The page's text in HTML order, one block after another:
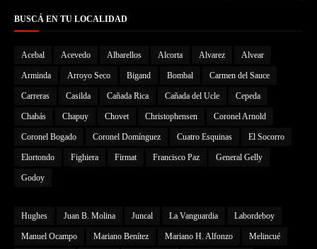
BUSCÁ EN TU LOCALIDAD
Acebal Acevedo Albarellos Alcorta Alvarez Alvear
Arminda Arroyo Seco Bigand Bombal Carmen del Sauce
Carreras Casilda Cañada Rica Cañada del Ucle Cepeda
Chabás Chapuy Chovet Christophensen Coronel Arnold
Coronel Bogado Coronel Domínguez Cuatro Esquinas El Socorro
Elortondo Fighiera Firmat Francisco Paz General Gelly
Godoy
Hughes Juan B. Molina Juncal La Vanguardia Labordeboy
Manuel Ocampo Mariano Benítez Mariano H. Alfonzo Melincué